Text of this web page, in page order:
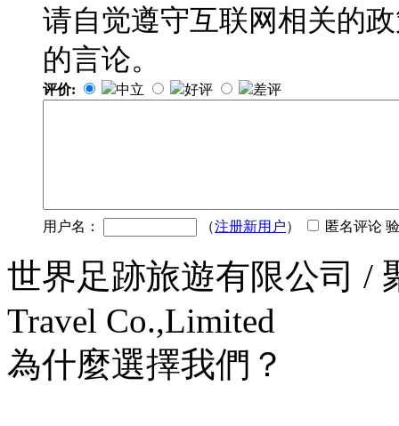
请自觉遵守互联网相关的
的言论。
评价: 中立 好评 差评
用户名： （注册新用户） 匿名评论
世界足跡旅遊有限公司 /
Travel Co.,Limited
為什麼選擇我們？